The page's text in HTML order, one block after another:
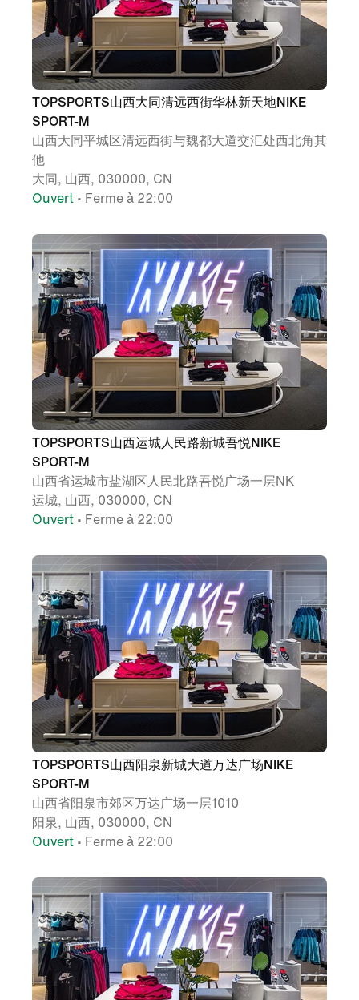
TOPSPORTS山西大同清远西街华林新天地NIKE
SPORT-M
山西大同平城区清远西街与魏都大道交汇处西北角其
他
大同, 山西, 030000, CN
Ouvert • Ferme à 22:00
TOPSPORTS山西运城人民路新城吾悦NIKE
SPORT-M
山西省运城市盐湖区人民北路吾悦广场一层NK
运城, 山西, 030000, CN
Ouvert • Ferme à 22:00
TOPSPORTS山西阳泉新城大道万达广场NIKE
SPORT-M
山西省阳泉市郊区万达广场一层1010
阳泉, 山西, 030000, CN
Ouvert • Ferme à 22:00